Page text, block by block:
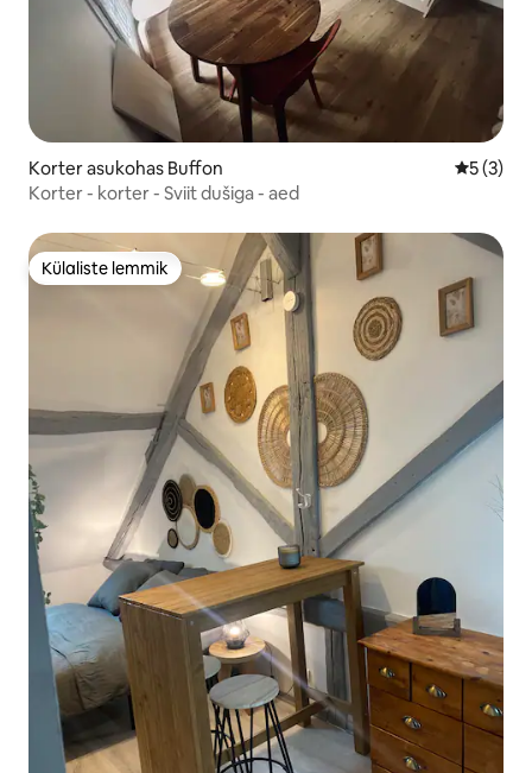
Korter asukohas Buffon
5 (3)
Korter - korter - Sviit dušiga - aed
Külaliste lemmik
Külaliste lemmik